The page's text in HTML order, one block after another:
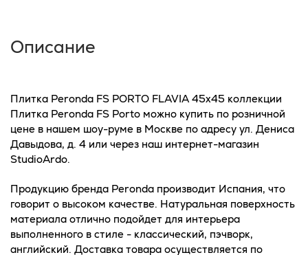
Описание
Плитка Peronda FS PORTO FLAVIA 45x45 коллекции
Плитка Peronda FS Porto можно купить по розничной
цене в нашем шоу-руме в Москве по адресу ул. Дениса
Давыдова, д. 4 или через наш интернет-магазин
StudioArdo.
Продукцию бренда Peronda производит Испания, что
говорит о высоком качестве. Натуральная поверхность
материала отлично подойдет для интерьера
выполненного в стиле - классический, пэчворк,
английский. Доставка товара осуществляется по